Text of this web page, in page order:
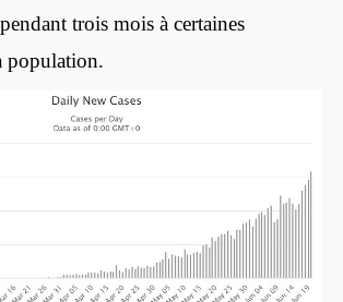
trois mois à certaines
population.